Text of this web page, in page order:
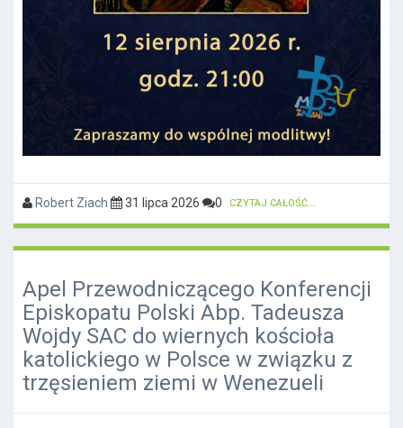
Robert Ziach 31 lipca 2026 0 CZYTAJ CAŁOŚĆ...
Apel Przewodniczącego Konferencji
Episkopatu Polski Abp. Tadeusza
Wojdy SAC do wiernych kościoła
katolickiego w Polsce w związku z
trzęsieniem ziemi w Wenezueli